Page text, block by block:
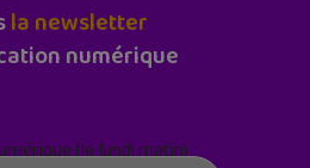
la newsletter
numérique
(le lundi matin)